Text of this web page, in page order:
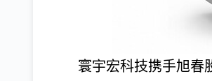
寰宇宏科技携手旭春